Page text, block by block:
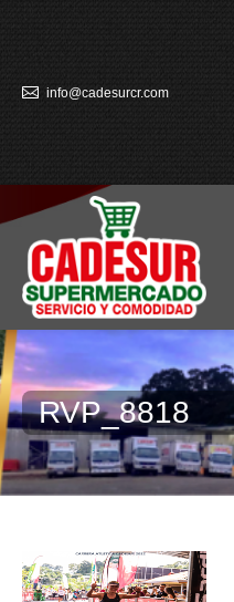
info@cadesurcr.com
RVP_8818